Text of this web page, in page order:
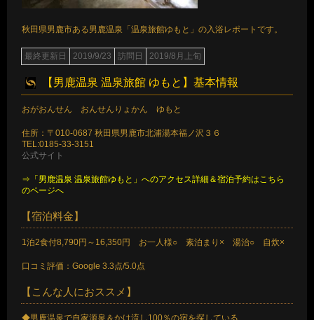
秋田県男鹿市ある男鹿温泉「温泉旅館ゆもと」の入浴レポートです。
最終更新日 2019/9/23 訪問日 2019/8月上旬
【男鹿温泉 温泉旅館 ゆもと】基本情報
おがおんせん おんせんりょかん ゆもと
住所：〒010-0687 秋田県男鹿市北浦湯本福ノ沢３６
TEL:0185-33-3151
公式サイト
⇒「男鹿温泉 温泉旅館ゆもと」へのアクセス詳細＆宿泊予約はこちら
のページへ
【宿泊料金】
1泊2食付8,790円～16,350円 お一人様○ 素泊まり× 湯治○ 自炊×
口コミ評価：Google 3.3点/5.0点
【こんな人におススメ】
◆男鹿温泉で自家源泉＆かけ流し100％の宿を探している